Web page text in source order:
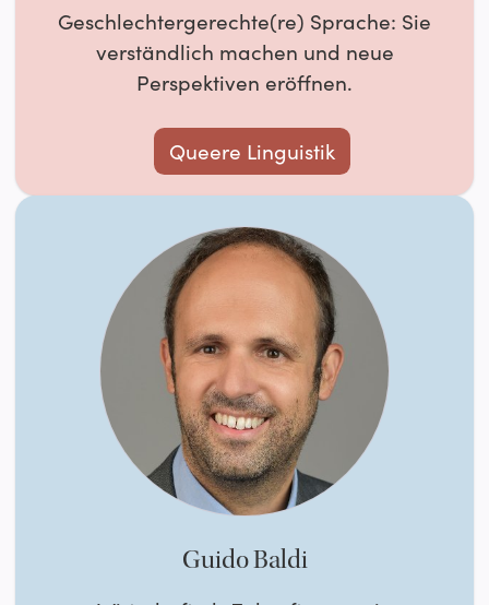
Geschlechtergerechte(re) Sprache: Sie
verständlich machen und neue
Perspektiven eröffnen.
Queere Linguistik
Guido Baldi